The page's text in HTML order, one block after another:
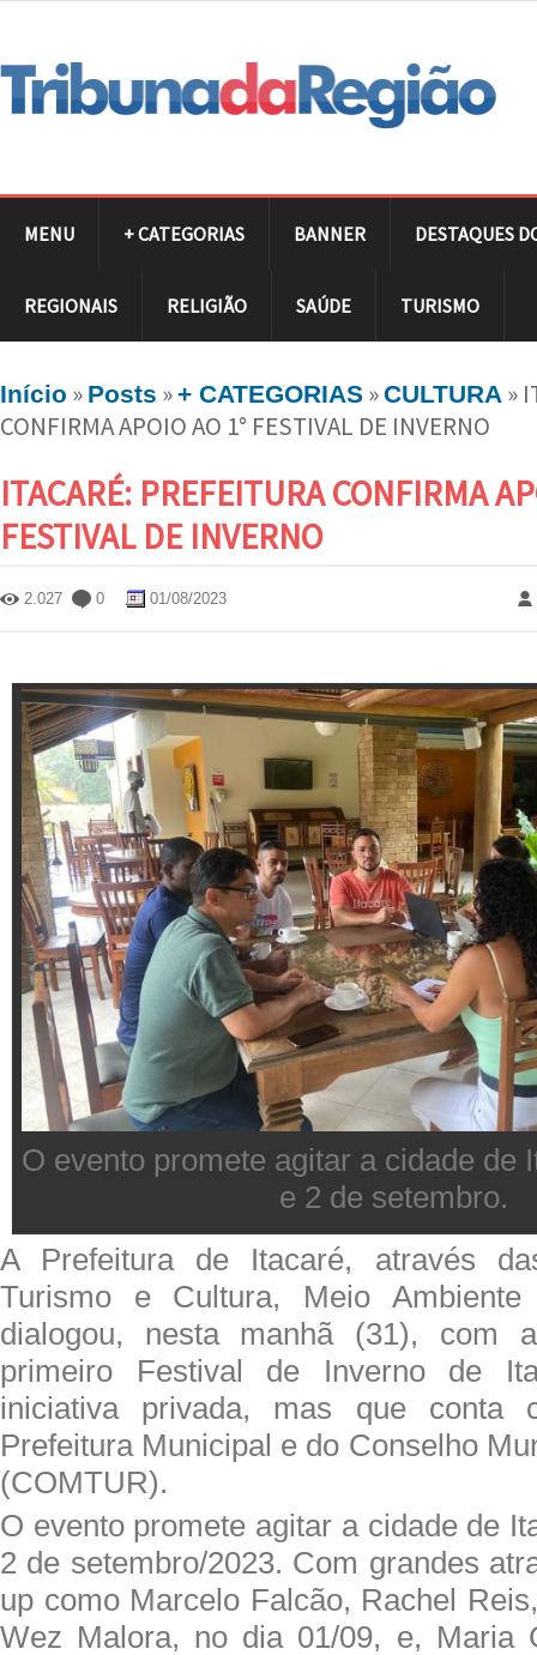
MENU + CATEGORIAS BANNER DESTAQUES
REGIONAIS RELIGIÃO SAÚDE TURISMO
Início » Posts »+ CATEGORIAS »CULTURA »
CONFIRMA APOIO AO 1° FESTIVAL DE INVERNO
ITACARÉ: PREFEITURA CONFIRMA
FESTIVAL DE INVERNO
2.027 0 01/08/2023
O evento promete agitar a cidade de
e 2 de setembro.
A Prefeitura de Itacaré, através
Turismo e Cultura, Meio Ambiente
dialogou, nesta manhã (31), com
primeiro Festival de Inverno de
iniciativa privada, mas que conta
Prefeitura Municipal e do Conselho
(COMTUR).
O evento promete agitar a cidade de
2 de setembro/2023. Com grandes
up como Marcelo Falcão, Rachel
Wez Malora, no dia 01/09, e, Maria